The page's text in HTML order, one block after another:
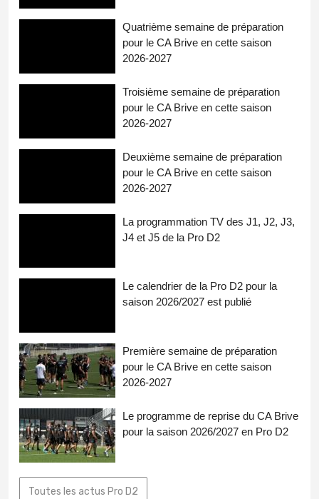
Quatrième semaine de préparation
pour le CA Brive en cette saison
2026-2027
Troisième semaine de préparation
pour le CA Brive en cette saison
2026-2027
Deuxième semaine de préparation
pour le CA Brive en cette saison
2026-2027
La programmation TV des J1, J2, J3,
J4 et J5 de la Pro D2
Le calendrier de la Pro D2 pour la
saison 2026/2027 est publié
Première semaine de préparation
pour le CA Brive en cette saison
2026-2027
Le programme de reprise du CA Brive
pour la saison 2026/2027 en Pro D2
Toutes les actus Pro D2